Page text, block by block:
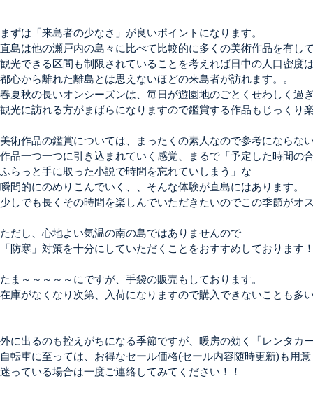
まずは「来島者の少なさ」が良いポイントになります。
直島は他の瀬戸内の島々に比べて比較的に多くの美術作品を有し
観光できる区間も制限されていることを考えれば日中の人口密度
都心から離れた離島とは思えないほどの来島者が訪れます。。
春夏秋の長いオンシーズンは、毎日が遊園地のごとくせわしく過
観光に訪れる方がまばらになりますので鑑賞する作品もじっくり
美術作品の鑑賞については、まったくの素人なので参考にならな
作品一つ一つに引き込まれていく感覚、まるで「予定した時間の
ふらっと手に取った小説で時間を忘れていしまう」な
瞬間的にのめりこんでいく、、そんな体験が直島にはあります。
少しでも長くその時間を楽しんでいただきたいのでこの季節がオ
ただし、心地よい気温の南の島ではありませんので
「防寒」対策を十分にしていただくことをおすすめしております
たま～～～～～にですが、手袋の販売もしております。
在庫がなくなり次第、入荷になりますので購入できないことも多
外に出るのも控えがちになる季節ですが、暖房の効く
「レンタカ
自転車に至っては、 お得なセール価格(セール内容随時更新)も用
迷っている場合は一度ご連絡してみてください！！